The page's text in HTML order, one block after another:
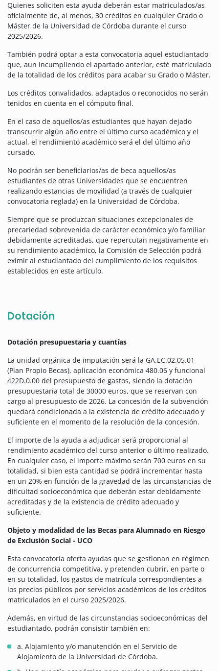
Quienes soliciten esta ayuda deberán estar matriculados/as
oficialmente de, al menos, 30 créditos en cualquier Grado o
Máster de la Universidad de Córdoba durante el curso
2025/2026.
También podrá optar a esta convocatoria aquel estudiantado
que, aun incumpliendo el apartado anterior, esté matriculado
de la totalidad de los créditos para acabar su Grado o Máster.
Los créditos convalidados, adaptados o reconocidos no serán
tenidos en cuenta en el cómputo final.
En el caso de aquellos/as estudiantes que hayan dejado
transcurrir algún año entre el último curso académico y el
actual, el rendimiento académico será el del último año
cursado.
No podrán ser beneficiarios/as de beca aquellos/as
estudiantes de otras Universidades que se encuentren
realizando estancias de movilidad (a través de cualquier
convocatoria reglada) en la Universidad de Córdoba.
Siempre que se produzcan situaciones excepcionales de
precariedad sobrevenida de carácter económico y/o familiar
debidamente acreditadas, que repercutan negativamente en
su rendimiento académico, la Comisión de Selección podrá
eximir al estudiantado del cumplimiento de los requisitos
establecidos en este artículo.
Dotación
Dotación presupuestaria y cuantías
La unidad orgánica de imputación será la GA.EC.02.05.01
(Plan Propio Becas), aplicación económica 480.06 y funcional
422D.0.00 del presupuesto de gastos, siendo la dotación
presupuestaria total de 30000 euros, que se reservan con
cargo al presupuesto de 2026. La concesión de la subvención
quedará condicionada a la existencia de crédito adecuado y
suficiente en el momento de la resolución de la concesión.
El importe de la ayuda a adjudicar será proporcional al
rendimiento académico del curso anterior o último realizado.
En cualquier caso, el importe máximo serán 700 euros en su
totalidad, si bien esta cantidad se podrá incrementar hasta
en un 20% en función de la gravedad de las circunstancias de
dificultad socioeconómica que deberán estar debidamente
acreditadas y de la existencia de crédito adecuado y
suficiente.
Objeto y modalidad de las Becas para Alumnado en Riesgo
de Exclusión Social - UCO
Esta convocatoria oferta ayudas que se gestionan en régimen
de concurrencia competitiva, y pretenden cubrir, en parte o
en su totalidad, los gastos de matrícula correspondientes a
los precios públicos por servicios académicos de los créditos
matriculados en el curso 2025/2026.
Además, en virtud de las circunstancias socioeconómicas del
estudiantado, podrán consistir también en:
a. Alojamiento y/o manutención en el Servicio de
Alojamiento de la Universidad de Córdoba.